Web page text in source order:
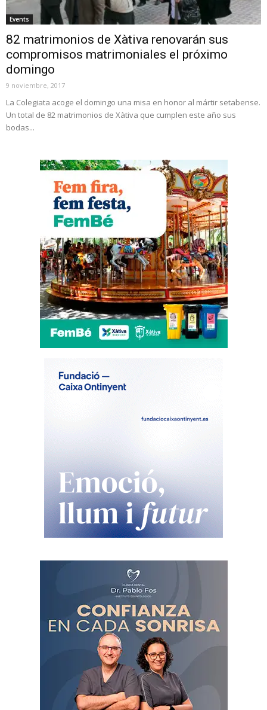
Events
82 matrimonios de Xàtiva renovarán sus
compromisos matrimoniales el próximo
domingo
9 noviembre, 2017
La Colegiata acoge el domingo una misa en honor al mártir setabense.
Un total de 82 matrimonios de Xàtiva que cumplen este año sus
bodas...